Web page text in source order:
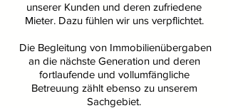
unserer Kunden und deren zufriedene
Mieter. Dazu fühlen wir uns verpflichtet.
Die Begleitung von Immobilienübergaben
an die nächste Generation und deren
fortlaufende und vollumfängliche
Betreuung zählt ebenso zu unserem
Sachgebiet.